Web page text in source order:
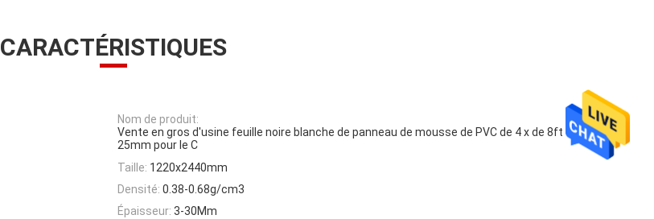
CARACTÉRISTIQUES
Nom de produit:
Vente en gros d'usine feuille noire blanche de panneau de mousse de PVC de 4 x de 8ft
25mm pour le C
Taille: 1220x2440mm
Densité: 0.38-0.68g/cm3
Épaisseur: 3-30Mm